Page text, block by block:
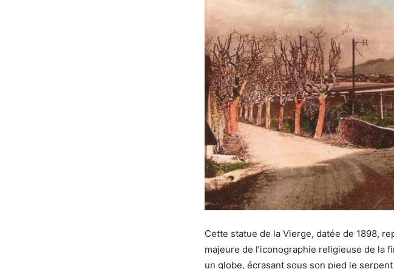
Cette statue de la Vierge, datée de 1898,
majeure de l’iconographie religieuse de la
un globe, écrasant sous son pied le